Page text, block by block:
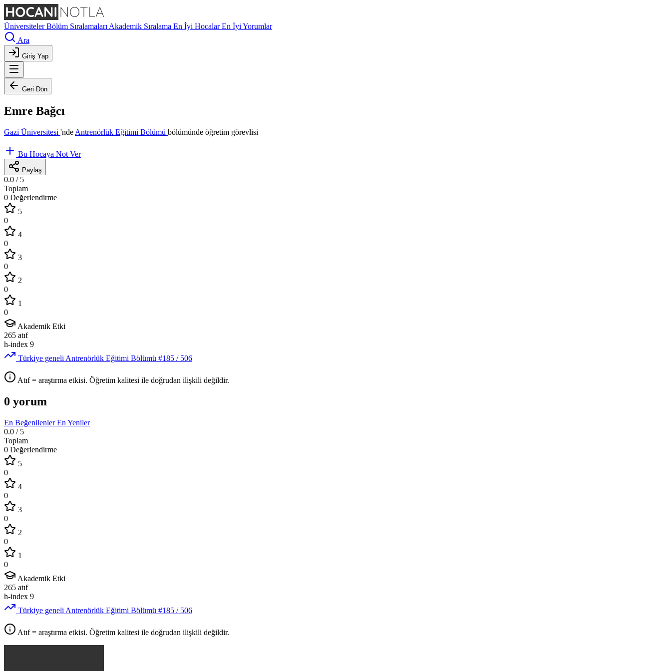
ÜniversitelerBölüm Sıralamaları Akademik Sıralama En İyi HocalarEn İyi Yorumlar
Ara
Giriş Yap
Geri Dön
Emre Bağcı
Gazi Üniversitesi 'nde Antrenörlük Eğitimi Bölümü bölümünde öğretim görevlisi
Bu Hocaya Not Ver
Paylaş
0.0 / 5
Toplam
0 Değerlendirme
5
0
4
0
3
0
2
0
1
0
Akademik Etki
265 atıf
h-index 9
Türkiye geneli Antrenörlük Eğitimi Bölümü #185 / 506
Atıf = araştırma etkisi. Öğretim kalitesi ile doğrudan ilişkili değildir.
0 yorum
En BeğenilenlerEn Yeniler
0.0 / 5
Toplam
0 Değerlendirme
5
0
4
0
3
0
2
0
1
0
Akademik Etki
265 atıf
h-index 9
Türkiye geneli Antrenörlük Eğitimi Bölümü #185 / 506
Atıf = araştırma etkisi. Öğretim kalitesi ile doğrudan ilişkili değildir.